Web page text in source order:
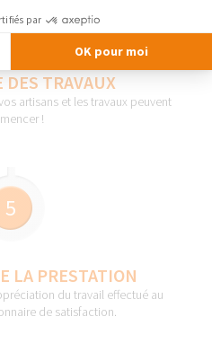
4
DES TRAVAUX
artisans et les travaux peuvent
!
5
LA PRESTATION
du travail effectué au
de satisfaction.
par
OK pour moi